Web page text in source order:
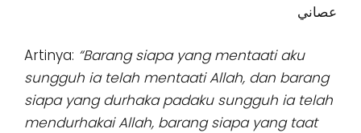
عصاني
Artinya: “Barang siapa yang mentaati aku
sungguh ia telah mentaati Allah, dan barang
siapa yang durhaka padaku sungguh ia telah
mendurhakai Allah, barang siapa yang taat